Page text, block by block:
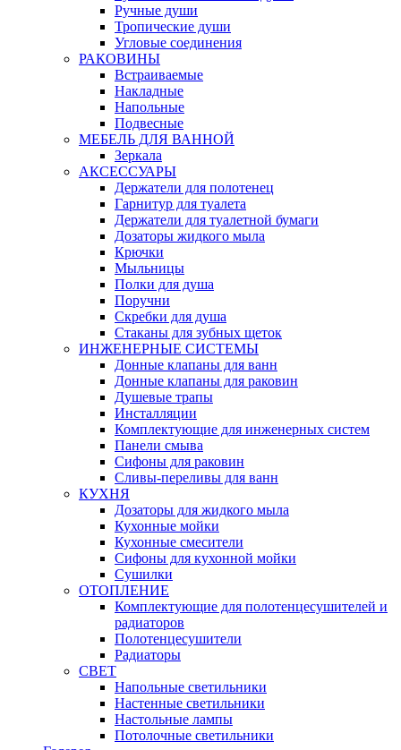
Ручные души
Тропические души
Угловые соединения
РАКОВИНЫ
Встраиваемые
Накладные
Напольные
Подвесные
МЕБЕЛЬ ДЛЯ ВАННОЙ
Зеркала
АКСЕССУАРЫ
Держатели для полотенец
Гарнитур для туалета
Держатели для туалетной бумаги
Дозаторы жидкого мыла
Крючки
Мыльницы
Полки для душа
Поручни
Скребки для душа
Стаканы для зубных щеток
ИНЖЕНЕРНЫЕ СИСТЕМЫ
Донные клапаны для ванн
Донные клапаны для раковин
Душевые трапы
Инсталляции
Комплектующие для инженерных систем
Панели смыва
Сифоны для раковин
Сливы-переливы для ванн
КУХНЯ
Дозаторы для жидкого мыла
Кухонные мойки
Кухонные смесители
Сифоны для кухонной мойки
Сушилки
ОТОПЛЕНИЕ
Комплектующие для полотенцесушителей и
радиаторов
Полотенцесушители
Радиаторы
СВЕТ
Напольные светильники
Настенные светильники
Настольные лампы
Потолочные светильники